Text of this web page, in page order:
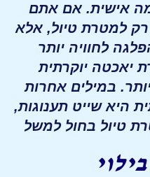
אישית. אם אתם
למטרת טיול, אלא
לחוויה יותר
יאכטה יוקרתית
במילים אחרות
היא שייט תענוגות,
טיול בחול למשל